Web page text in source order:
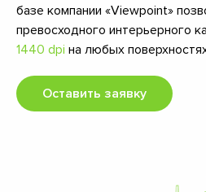
базе компании «Viewpoint»
превосходного интерьерного
1440 dpi на любых
Оставить заявку